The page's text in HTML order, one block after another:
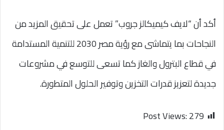
أكد أن “لايف كيميكالز جروب” تعمل على تحقيق المزيد من
النجاحات بما يتماشى مع رؤية مصر 2030 للتنمية المستدامة
في قطاع البترول والغاز كما تسعى للتوسع في مشروعات
جديدة لتعزيز قدرات التخزين وتوفير الحلول المتطورة.
Post Views:279